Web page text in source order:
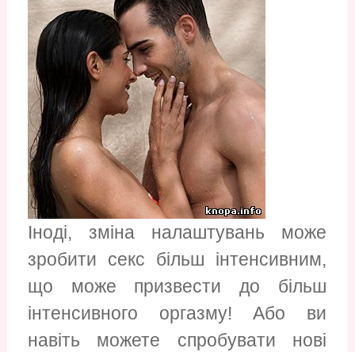
Іноді, зміна налаштувань може
зробити секс більш інтенсивним,
що може призвести до більш
інтенсивного оргазму! Або ви
навіть можете спробувати нові